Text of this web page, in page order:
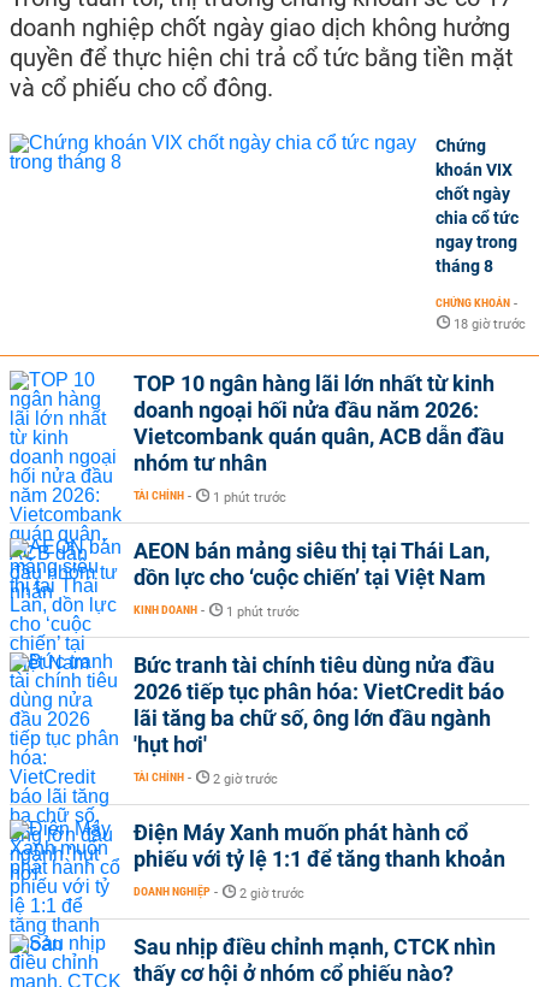
doanh nghiệp chốt ngày giao dịch không hưởng
quyền để thực hiện chi trả cổ tức bằng tiền mặt
và cổ phiếu cho cổ đông.
Chứng
khoán VIX
chốt ngày
chia cổ tức
ngay trong
tháng 8
CHỨNG KHOÁN -
18 giờ trước
TOP 10 ngân hàng lãi lớn nhất từ kinh
doanh ngoại hối nửa đầu năm 2026:
Vietcombank quán quân, ACB dẫn đầu
nhóm tư nhân
TÀI CHÍNH - 1 phút trước
AEON bán mảng siêu thị tại Thái Lan,
dồn lực cho ‘cuộc chiến’ tại Việt Nam
KINH DOANH - 1 phút trước
Bức tranh tài chính tiêu dùng nửa đầu
2026 tiếp tục phân hóa: VietCredit báo
lãi tăng ba chữ số, ông lớn đầu ngành
'hụt hơi'
TÀI CHÍNH - 2 giờ trước
Điện Máy Xanh muốn phát hành cổ
phiếu với tỷ lệ 1:1 để tăng thanh khoản
DOANH NGHIỆP - 2 giờ trước
Sau nhịp điều chỉnh mạnh, CTCK nhìn
thấy cơ hội ở nhóm cổ phiếu nào?